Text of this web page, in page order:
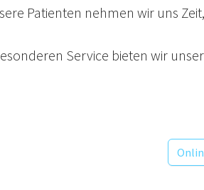
Patienten nehmen wir uns
Service bieten wir